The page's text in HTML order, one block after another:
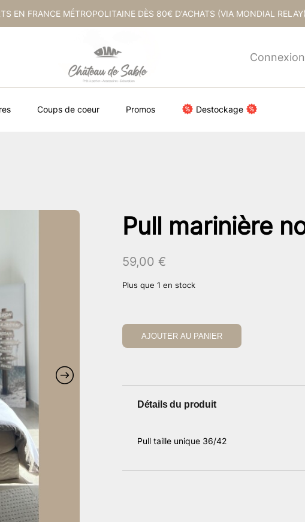
EN FRANCE MÉTROPOLITAINE DÈS 80€ D'ACHATS (VIA MONDIAL RELAY)
Coups de coeur Promos Destockage
Pull marinière
59,00 €
Plus que 1 en stock
AJOUTER AU PANIER
Détails du produit
Pull taille unique 36/42